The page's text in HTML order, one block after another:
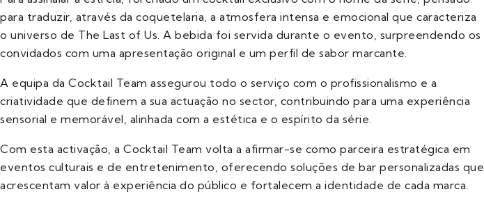
para traduzir, através da coquetelaria, a atmosfera intensa e emocional que caracteriza
o universo de The Last of Us. A bebida foi servida durante o evento, surpreendendo os
convidados com uma apresentação original e um perfil de sabor marcante.
A equipa da Cocktail Team assegurou todo o serviço com o profissionalismo e a
criatividade que definem a sua actuação no sector, contribuindo para uma experiência
sensorial e memorável, alinhada com a estética e o espírito da série.
Com esta activação, a Cocktail Team volta a afirmar-se como parceira estratégica em
eventos culturais e de entretenimento, oferecendo soluções de bar personalizadas que
acrescentam valor à experiência do público e fortalecem a identidade de cada marca.